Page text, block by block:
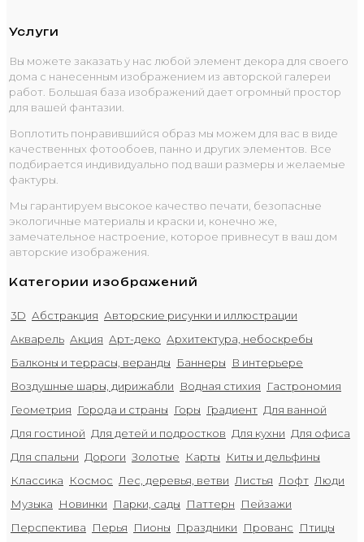
Услуги
Вы можете заказать у нас любой элемент декора для своего
дома с нанесенным изображением из авторской галереи
работ. Большая база изображений дает огромный простор
для вашей фантазии.
Воплотить понравившийся образ мы можем для вас в виде
качественных фотообоев, панно и других элементов. Все
подбирается индивидуально под ваши размеры и желаемые
фактуры.
Мы гарантируем высокое качество печати, безопасные
экологичные материалы и краски и, конечно же,
замечательное настроение, которое привнесут в ваш дом
авторские изображения.
Категории изображений
3D Абстракция Авторские рисунки и иллюстрации
Акварель Акция Арт-деко Архитектура, небоскребы
Балконы и террасы, веранды
Баннеры
В интерьере
Воздушные шары, дирижабли
Водная стихия
Гастрономия
Геометрия
Города и страны Горы Градиент Для ванной
Для гостиной Для детей и подростков Для кухни Для офиса
Для спальни Дороги Золотые Карты
Киты и дельфины
Классика
Космос Лес, деревья, ветви Листья Лофт Люди
Музыка
Новинки Парки, сады Паттерн
Пейзажи
Перспектива
Перья Пионы Праздники Прованс Птицы